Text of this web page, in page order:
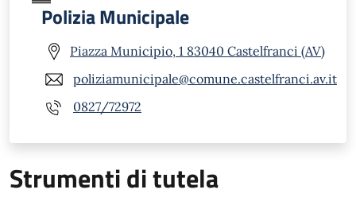
Polizia Municipale
Piazza Municipio, 1 83040 Castelfranci (AV)
poliziamunicipale@comune.castelfranci.av.it
0827/72972
Strumenti di tutela